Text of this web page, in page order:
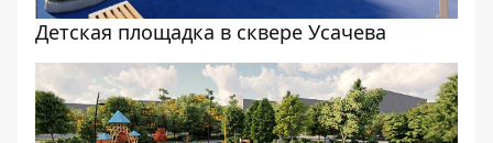
Детская площадка в сквере Усачева